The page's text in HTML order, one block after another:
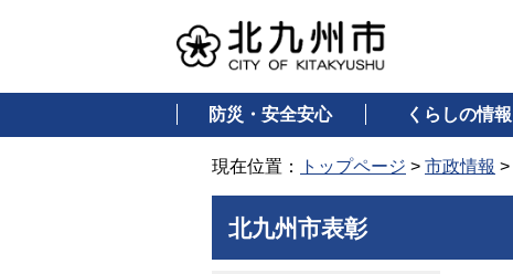
防災・安全安心 くらしの情報
現在位置： トップページ > 市政情報 >
北九州市表彰